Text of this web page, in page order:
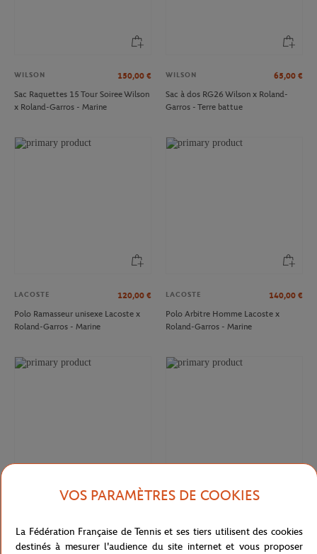
WILSON 150,00 €
Sac Raquettes 15 Tour Soiree Wilson
x Roland-Garros - Marine
WILSON 65,00 €
Sac à dos RG26 Wilson x Roland-
Garros - Terre battue
LACOSTE 120,00 €
Polo Ramasseur unisexe Lacoste x
Roland-Garros - Marine
LACOSTE 140,00 €
Polo Arbitre Homme Lacoste x
Roland-Garros - Marine
Jupe Ramasseuse femme Lacoste x
Roland-Garros - Blanc
T-shirt Performance homme Lacoste
x Roland-Garros - Vert
VOS PARAMÈTRES DE COOKIES
La Fédération Française de Tennis et ses tiers utilisent des cookies
destinés à mesurer l'audience du site internet et vous proposer